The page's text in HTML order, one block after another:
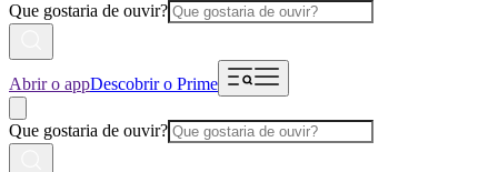
Que gostaria de ouvir?
Abrir o appDescobrir o Prime
Que gostaria de ouvir?